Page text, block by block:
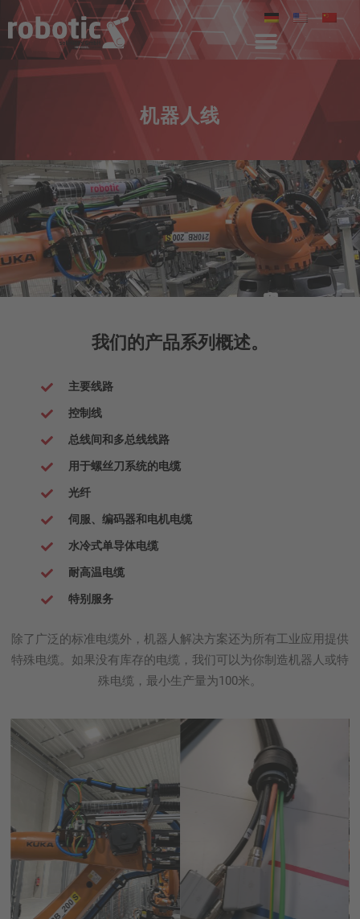
机器人线
我们的产品系列概述。
主要线路
控制线
总线间和多总线线路
用于螺丝刀系统的电缆
光纤
伺服、编码器和电机电缆
水冷式单导体电缆
耐高温电缆
特别服务
除了广泛的标准电缆外，机器人解决方案还为所有工业应用提供
特殊电缆。如果没有库存的电缆，我们可以为你制造机器人或特
殊电缆，最小生产量为100米。